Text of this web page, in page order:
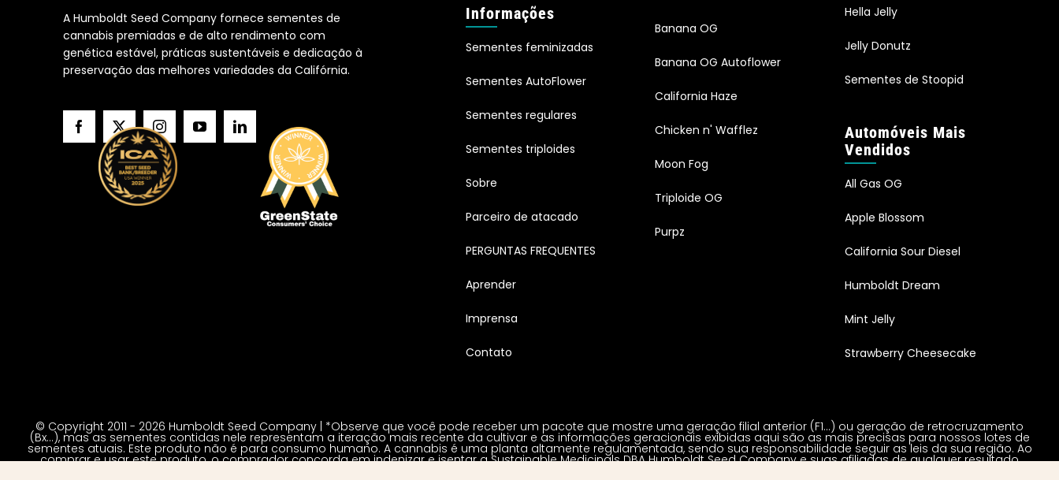
A Humboldt Seed Company fornece sementes de
cannabis premiadas e de alto rendimento com
genética estável, práticas sustentáveis e dedicação à
preservação das melhores variedades da Califórnia.
Informações
Sementes feminizadas
Sementes AutoFlower
Sementes regulares
Sementes triploides
Sobre
Parceiro de atacado
PERGUNTAS FREQUENTES
Aprender
Imprensa
Contato
Banana OG
Banana OG Autoflower
California Haze
Chicken n' Wafflez
Moon Fog
Triploide OG
Purpz
Hella Jelly
Jelly Donutz
Sementes de Stoopid
Automóveis Mais
Vendidos
All Gas OG
Apple Blossom
California Sour Diesel
Humboldt Dream
Mint Jelly
Strawberry Cheesecake
© Copyright 2011 - 2026 Humboldt Seed Company | *Observe que você pode receber um pacote que mostre uma geração filial anterior (F1…) ou geração de retrocruzamento
(Bx…), mas as sementes contidas nele representam a iteração mais recente da cultivar e as informações geracionais exibidas aqui são as mais precisas para nossos lotes de
sementes atuais. Este produto não é para consumo humano. A cannabis é uma planta altamente regulamentada, sendo sua responsabilidade seguir as leis da sua região. Ao
comprar e usar este produto, o comprador concorda em indenizar e isentar a Sustainable Medicinals DBA Humboldt Seed Company e suas afiliadas de qualquer resultado